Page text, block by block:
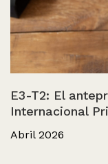
E3-T2: El
Internacional
Abril 2026